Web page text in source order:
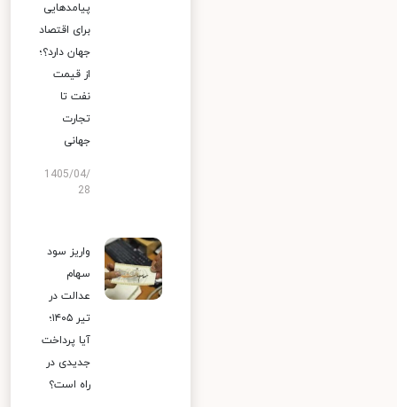
پیامدهایی
برای اقتصاد
جهان دارد؟؛
از قیمت
نفت تا
تجارت
جهانی
1405/04/
28
واریز سود
سهام
عدالت در
تیر ۱۴۰۵؛
آیا پرداخت
جدیدی در
راه است؟